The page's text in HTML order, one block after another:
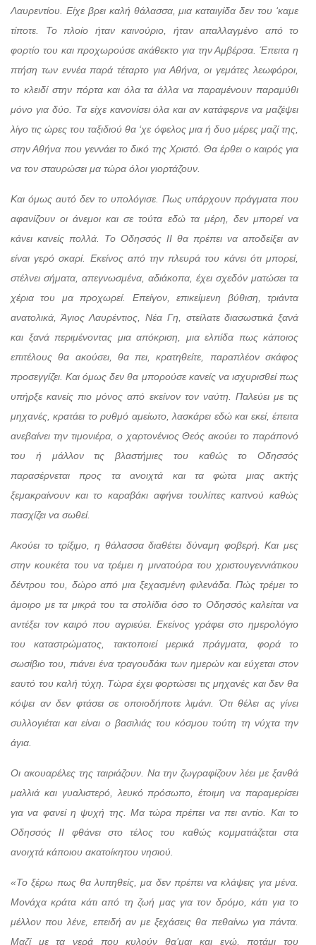
Λαυρεντίου. Είχε βρει καλή θάλασσα, μια καταιγίδα δεν του ‘καμε
τίποτε. Το πλοίο ήταν καινούριο, ήταν απαλλαγμένο από το
φορτίο του και προχωρούσε ακάθεκτο για την Αμβέρσα. Έπειτα η
πτήση των εννέα παρά τέταρτο για Αθήνα, οι γεμάτες λεωφόροι,
το κλειδί στην πόρτα και όλα τα άλλα να παραμένουν παραμύθι
μόνο για δύο. Τα είχε κανονίσει όλα και αν κατάφερνε να μαζέψει
λίγο τις ώρες του ταξιδιού θα ‘χε όφελος μια ή δυο μέρες μαζί της,
στην Αθήνα που γεννάει το δικό της Χριστό. Θα έρθει ο καιρός για
να τον σταυρώσει μα τώρα όλοι γιορτάζουν.
Και όμως αυτό δεν το υπολόγισε. Πως υπάρχουν πράγματα που
αφανίζουν οι άνεμοι και σε τούτα εδώ τα μέρη, δεν μπορεί να
κάνει κανείς πολλά. Το Οδησσός ΙΙ θα πρέπει να αποδείξει αν
είναι γερό σκαρί. Εκείνος από την πλευρά του κάνει ότι μπορεί,
στέλνει σήματα, απεγνωσμένα, αδιάκοπα, έχει σχεδόν ματώσει τα
χέρια του μα προχωρεί. Επείγον, επικείμενη βύθιση, τριάντα
ανατολικά, Άγιος Λαυρέντιος, Νέα Γη, στείλατε διασωστικά ξανά
και ξανά περιμένοντας μια απόκριση, μια ελπίδα πως κάποιος
επιτέλους θα ακούσει, θα πει, κρατηθείτε, παραπλέον σκάφος
προσεγγίζει. Και όμως δεν θα μπορούσε κανείς να ισχυρισθεί πως
υπήρξε κανείς πιο μόνος από εκείνον τον ναύτη. Παλεύει με τις
μηχανές, κρατάει το ρυθμό αμείωτο, λασκάρει εδώ και εκεί, έπειτα
ανεβαίνει την τιμονιέρα, ο χαρτονένιος Θεός ακούει το παράπονό
του ή μάλλον τις βλαστήμιες του καθώς το Οδησσός
παρασέρνεται προς τα ανοιχτά και τα φώτα μιας ακτής
ξεμακραίνουν και το καραβάκι αφήνει τουλίπες καπνού καθώς
πασχίζει να σωθεί.
Ακούει το τρίξιμο, η θάλασσα διαθέτει δύναμη φοβερή. Και μες
στην κουκέτα του να τρέμει η μινατούρα του χριστουγεννιάτικου
δέντρου του, δώρο από μια ξεχασμένη φιλενάδα. Πώς τρέμει το
άμοιρο με τα μικρά του τα στολίδια όσο το Οδησσός καλείται να
αντέξει τον καιρό που αγριεύει. Εκείνος γράφει στο ημερολόγιο
του καταστρώματος, τακτοποιεί μερικά πράγματα, φορά το
σωσίβιο του, πιάνει ένα τραγουδάκι των ημερών και εύχεται στον
εαυτό του καλή τύχη. Τώρα έχει φορτώσει τις μηχανές και δεν θα
κόψει αν δεν φτάσει σε οποιοδήποτε λιμάνι. Ότι θέλει ας γίνει
συλλογιέται και είναι ο βασιλιάς του κόσμου τούτη τη νύχτα την
άγια.
Οι ακουαρέλες της ταιριάζουν. Να την ζωγραφίζουν λέει με ξανθά
μαλλιά και γυαλιστερό, λευκό πρόσωπο, έτοιμη να παραμερίσει
για να φανεί η ψυχή της. Μα τώρα πρέπει να πει αντίο. Και το
Οδησσός ΙΙ φθάνει στο τέλος του καθώς κομματιάζεται στα
ανοιχτά κάποιου ακατοίκητου νησιού.
«Το ξέρω πως θα λυπηθείς, μα δεν πρέπει να κλάψεις για μένα.
Μονάχα κράτα κάτι από τη ζωή μας για τον δρόμο, κάτι για το
μέλλον που λένε, επειδή αν με ξεχάσεις θα πεθαίνω για πάντα.
Μαζί με τα νερά που κυλούν θα’μαι και εγώ, ποτάμι του